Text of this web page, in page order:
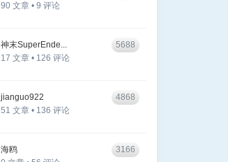
90 文章 • 9 评论
神末SuperEnde...
17 文章 • 126 评论
5688
jianguo922
51 文章 • 136 评论
4868
海鸥
3166